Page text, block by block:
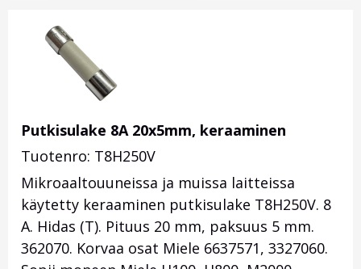
Putkisulake 8A 20x5mm, keraaminen
Tuotenro: T8H250V
Mikroaaltouuneissa ja muissa laitteissa
käytetty keraaminen putkisulake T8H250V. 8
A. Hidas (T). Pituus 20 mm, paksuus 5 mm.
362070. Korvaa osat Miele 6637571, 3327060.